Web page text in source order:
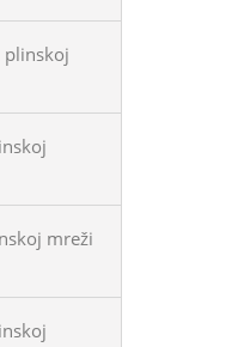
plinskoj
mreži